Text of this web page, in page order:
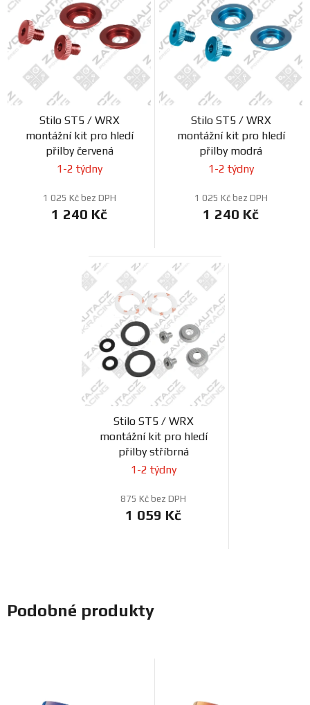
Stilo ST5 / WRX
montážní kit pro hledí
přilby červená
1-2 týdny
1 025 Kč bez DPH
1 240 Kč
Stilo ST5 / WRX
montážní kit pro hledí
přilby modrá
1-2 týdny
1 025 Kč bez DPH
1 240 Kč
Stilo ST5 / WRX
montážní kit pro hledí
přilby stříbrná
1-2 týdny
875 Kč bez DPH
1 059 Kč
Podobné produkty